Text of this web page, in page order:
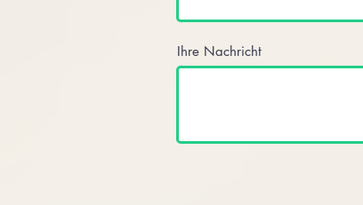
Ihre Nachricht